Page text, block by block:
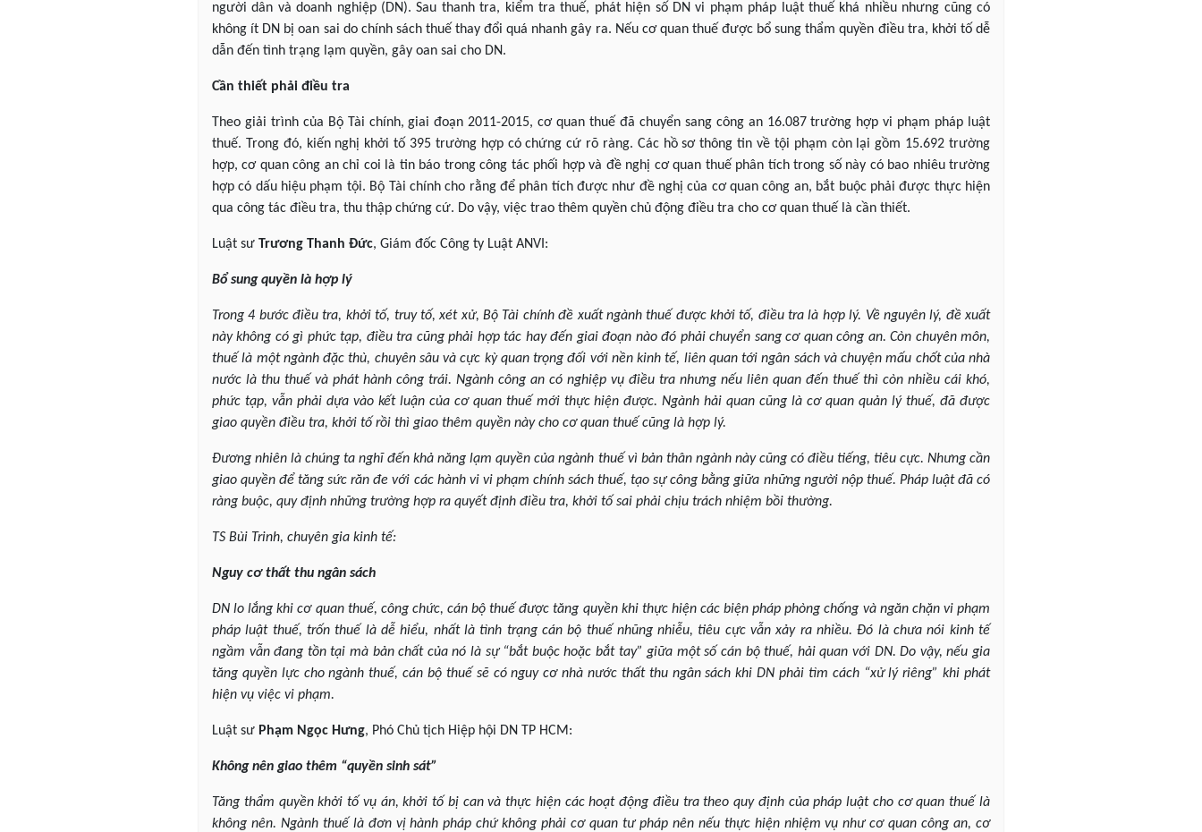
người dân và doanh nghiệp (DN). Sau thanh tra, kiểm tra thuế, phát hiện số DN vi phạm pháp luật thuế khá nhiều nhưng cũng có
không ít DN bị oan sai do chính sách thuế thay đổi quá nhanh gây ra. Nếu cơ quan thuế được bổ sung thẩm quyền điều tra, khởi tố dễ
dẫn đến tình trạng lạm quyền, gây oan sai cho DN.
Cần thiết phải điều tra
Theo giải trình của Bộ Tài chính, giai đoạn 2011-2015, cơ quan thuế đã chuyển sang công an 16.087 trường hợp vi phạm pháp luật
thuế. Trong đó, kiến nghị khởi tố 395 trường hợp có chứng cứ rõ ràng. Các hồ sơ thông tin về tội phạm còn lại gồm 15.692 trường
hợp, cơ quan công an chỉ coi là tin báo trong công tác phối hợp và đề nghị cơ quan thuế phân tích trong số này có bao nhiêu trường
hợp có dấu hiệu phạm tội. Bộ Tài chính cho rằng để phân tích được như đề nghị của cơ quan công an, bắt buộc phải được thực hiện
qua công tác điều tra, thu thập chứng cứ. Do vậy, việc trao thêm quyền chủ động điều tra cho cơ quan thuế là cần thiết.
Luật sư Trương Thanh Đức, Giám đốc Công ty Luật ANVI:
Bổ sung quyền là hợp lý
Trong 4 bước điều tra, khởi tố, truy tố, xét xử, Bộ Tài chính đề xuất ngành thuế được khởi tố, điều tra là hợp lý. Về nguyên lý, đề xuất
này không có gì phức tạp, điều tra cũng phải hợp tác hay đến giai đoạn nào đó phải chuyển sang cơ quan công an. Còn chuyên môn,
thuế là một ngành đặc thù, chuyên sâu và cực kỳ quan trọng đối với nền kinh tế, liên quan tới ngân sách và chuyện mấu chốt của nhà
nước là thu thuế và phát hành công trái. Ngành công an có nghiệp vụ điều tra nhưng nếu liên quan đến thuế thì còn nhiều cái khó,
phức tạp, vẫn phải dựa vào kết luận của cơ quan thuế mới thực hiện được. Ngành hải quan cũng là cơ quan quản lý thuế, đã được
giao quyền điều tra, khởi tố rồi thì giao thêm quyền này cho cơ quan thuế cũng là hợp lý.
Đương nhiên là chúng ta nghĩ đến khả năng lạm quyền của ngành thuế vì bản thân ngành này cũng có điều tiếng, tiêu cực. Nhưng cần
giao quyền để tăng sức răn đe với các hành vi vi phạm chính sách thuế, tạo sự công bằng giữa những người nộp thuế. Pháp luật đã có
ràng buộc, quy định những trường hợp ra quyết định điều tra, khởi tố sai phải chịu trách nhiệm bồi thường.
TS Bùi Trinh, chuyên gia kinh tế:
Nguy cơ thất thu ngân sách
DN lo lắng khi cơ quan thuế, công chức, cán bộ thuế được tăng quyền khi thực hiện các biện pháp phòng chống và ngăn chặn vi phạm
pháp luật thuế, trốn thuế là dễ hiểu, nhất là tình trạng cán bộ thuế nhũng nhiễu, tiêu cực vẫn xảy ra nhiều. Đó là chưa nói kinh tế
ngầm vẫn đang tồn tại mà bản chất của nó là sự “bắt buộc hoặc bắt tay” giữa một số cán bộ thuế, hải quan với DN. Do vậy, nếu gia
tăng quyền lực cho ngành thuế, cán bộ thuế sẽ có nguy cơ nhà nước thất thu ngân sách khi DN phải tìm cách “xử lý riêng” khi phát
hiện vụ việc vi phạm.
Luật sư Phạm Ngọc Hưng, Phó Chủ tịch Hiệp hội DN TP HCM:
Không nên giao thêm “quyền sinh sát”
Tăng thẩm quyền khởi tố vụ án, khởi tố bị can và thực hiện các hoạt động điều tra theo quy định của pháp luật cho cơ quan thuế là
không nên. Ngành thuế là đơn vị hành pháp chứ không phải cơ quan tư pháp nên nếu thực hiện nhiệm vụ như cơ quan công an, cơ